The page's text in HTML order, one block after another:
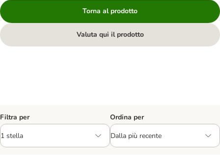
Torna al prodotto
Valuta qui il prodotto
Filtra per Ordina per